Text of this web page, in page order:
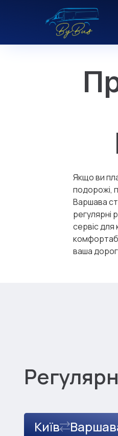
Якщо ви
подорожі,
Варшава
регулярні
сервіс
ваша
Київ